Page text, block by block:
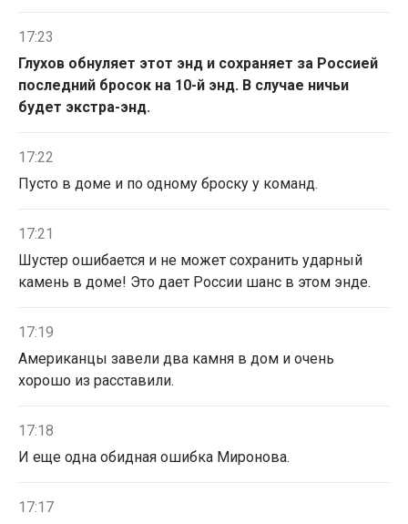
17:23
Глухов обнуляет этот энд и сохраняет за Россией
последний бросок на 10-й энд. В случае ничьи
будет экстра-энд.
17:22
Пусто в доме и по одному броску у команд.
17:21
Шустер ошибается и не может сохранить ударный
камень в доме! Это дает России шанс в этом энде.
17:19
Американцы завели два камня в дом и очень
хорошо из расставили.
17:18
И еще одна обидная ошибка Миронова.
17:17